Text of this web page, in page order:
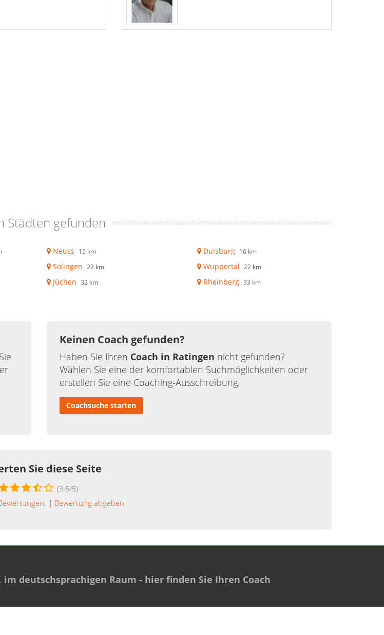
Städten gefunden
Neuss 15 km Duisburg 16 km
Solingen 22 km Wuppertal 22 km
Jüchen 32 km Rheinberg 33 km
Keinen Coach gefunden?
Haben Sie Ihren Coach in Ratingen nicht gefunden?
Wählen Sie eine der komfortablen Suchmöglichkeiten oder
erstellen Sie eine Coaching-Ausschreibung.
Coachsuche starten
Sie diese Seite
(3.5/5)
. | Bewertung abgeben
im deutschsprachigen Raum - hier finden Sie Ihren Coach